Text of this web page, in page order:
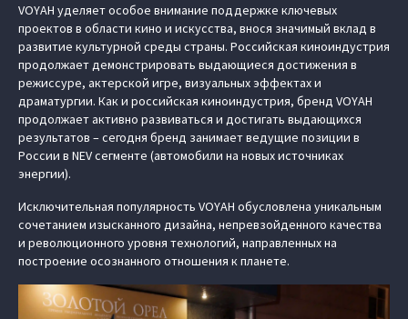
VOYAH уделяет особое внимание поддержке ключевых
проектов в области кино и искусства, внося значимый вклад в
развитие культурной среды страны. Российская киноиндустрия
продолжает демонстрировать выдающиеся достижения в
режиссуре, актерской игре, визуальных эффектах и
драматургии. Как и российская киноиндустрия, бренд VOYAH
продолжает активно развиваться и достигать выдающихся
результатов – сегодня бренд занимает ведущие позиции в
России в NEV сегменте (автомобили на новых источниках
энергии).
Исключительная популярность VOYAH обусловлена уникальным
сочетанием изысканного дизайна, непревзойденного качества
и революционного уровня технологий, направленных на
построение осознанного отношения к планете.